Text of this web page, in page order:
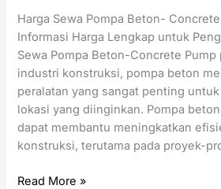
Harga Sewa Pompa Beton-
Informasi Harga Lengkap untuk
Sewa Pompa Beton-Concrete Pump
industri konstruksi, pompa beton
peralatan yang sangat penting
lokasi yang diinginkan. Pompa
dapat membantu meningkatkan
konstruksi, terutama pada proyek-
Harga
Read More »